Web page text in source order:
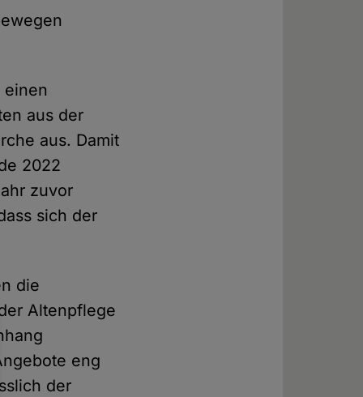
aus der
aus. Damit
2022
zuvor
sich der
die
Altenpflege
eng
der